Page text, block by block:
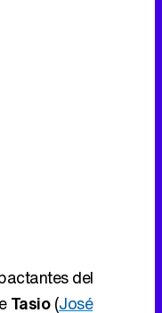
del
Tasio(José